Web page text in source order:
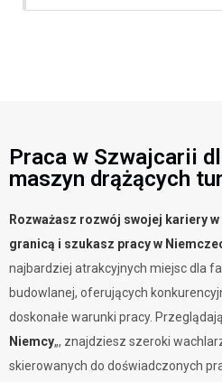
Praca w Szwajcarii
maszyn drążących
Rozważasz rozwój swojej kariery
granicą i szukasz pracy w
najbardziej atrakcyjnych miejsc dla
budowlanej, oferujących
doskonałe warunki pracy.
Niemcy„, znajdziesz szeroki
skierowanych do doświadczonych